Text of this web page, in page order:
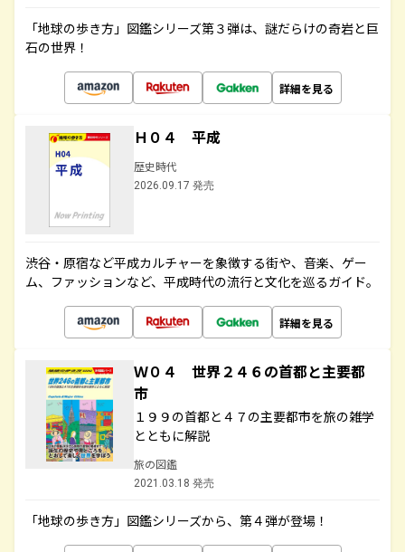
「地球の歩き方」図鑑シリーズ第３弾は、謎だらけの奇岩と巨
石の世界！
詳細を見る
Ｈ０４ 平成
歴史時代
2026.09.17 発売
渋谷・原宿など平成カルチャーを象徴する街や、音楽、ゲー
ム、ファッションなど、平成時代の流行と文化を巡るガイド。
詳細を見る
Ｗ０４ 世界２４６の首都と主要都
市
１９９の首都と４７の主要都市を旅の雑学
とともに解説
旅の図鑑
2021.03.18 発売
「地球の歩き方」図鑑シリーズから、第４弾が登場！